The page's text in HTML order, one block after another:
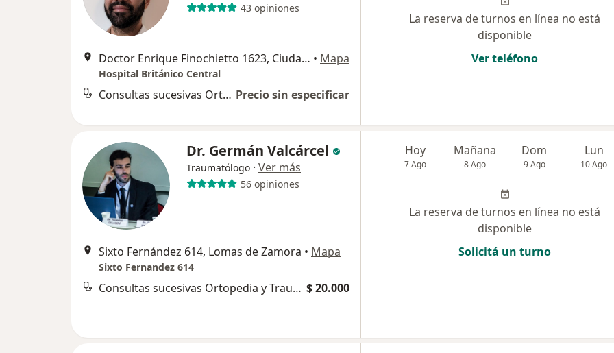
43 opiniones
Doctor Enrique Finochietto 1623, Ciudad Autónoma de Buenos Aires • Mapa
Hospital Británico Central
Consultas sucesivas Ortopedia y Traumatología Precio sin especificar
La reserva de turnos en línea no está
disponible
Ver teléfono
Dr. Germán Valcárcel
Traumatólogo · Ver más
56 opiniones
Sixto Fernández 614, Lomas de Zamora • Mapa
Sixto Fernandez 614
Consultas sucesivas Ortopedia y Traumatología $ 20.000
Hoy
7 Ago
Mañana
8 Ago
Dom
9 Ago
Lun
10 Ago
La reserva de turnos en línea no está
disponible
Solicitá un turno